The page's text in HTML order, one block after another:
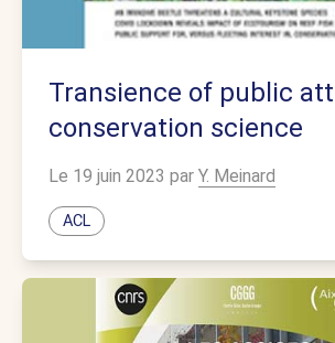
Transience of public
conservation science
Le 19 juin 2023 par Y. Meinard
ACL